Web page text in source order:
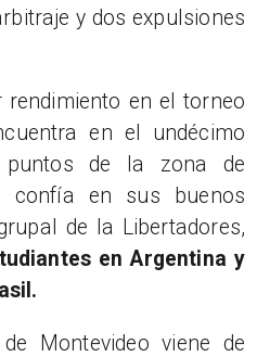
y dos expulsiones
en el torneo
en el undécimo
de la zona de
confía en sus buenos
de la Libertadores,
en Argentina y
Montevideo viene de